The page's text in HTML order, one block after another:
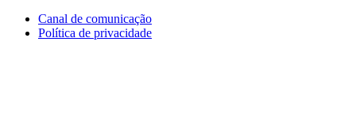
Canal de comunicação
Política de privacidade